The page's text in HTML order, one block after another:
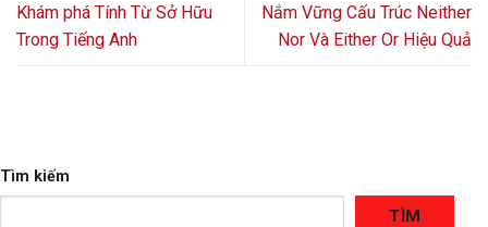
Khám phá Tính Từ Sở Hữu
Trong Tiếng Anh
Nắm Vững Cấu Trúc Neither
Nor Và Either Or Hiệu Quả
Tìm kiếm
TÌM